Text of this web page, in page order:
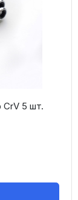
CrV 5 шт.